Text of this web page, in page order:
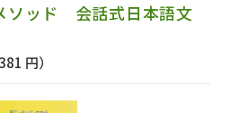
ソッド 会話式日本語文
円）